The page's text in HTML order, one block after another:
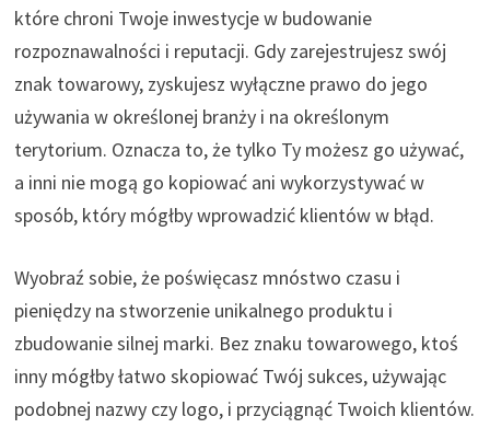
które chroni Twoje inwestycje w budowanie
rozpoznawalności i reputacji. Gdy zarejestrujesz swój
znak towarowy, zyskujesz wyłączne prawo do jego
używania w określonej branży i na określonym
terytorium. Oznacza to, że tylko Ty możesz go używać,
a inni nie mogą go kopiować ani wykorzystywać w
sposób, który mógłby wprowadzić klientów w błąd.
Wyobraź sobie, że poświęcasz mnóstwo czasu i
pieniędzy na stworzenie unikalnego produktu i
zbudowanie silnej marki. Bez znaku towarowego, ktoś
inny mógłby łatwo skopiować Twój sukces, używając
podobnej nazwy czy logo, i przyciągnąć Twoich klientów.